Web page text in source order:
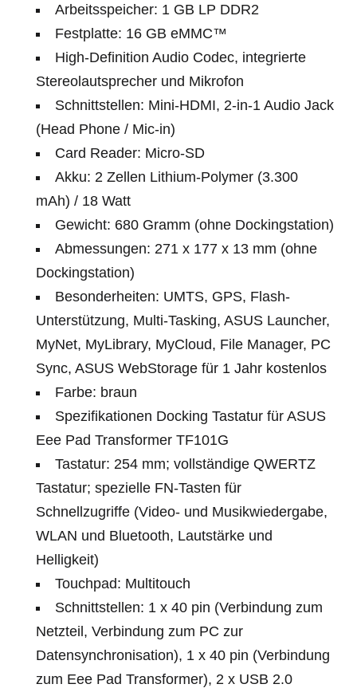
Arbeitsspeicher: 1 GB LP DDR2
Festplatte: 16 GB eMMC™
High-Definition Audio Codec, integrierte
Stereolautsprecher und Mikrofon
Schnittstellen: Mini-HDMI, 2-in-1 Audio Jack
(Head Phone / Mic-in)
Card Reader: Micro-SD
Akku: 2 Zellen Lithium-Polymer (3.300
mAh) / 18 Watt
Gewicht: 680 Gramm (ohne Dockingstation)
Abmessungen: 271 x 177 x 13 mm (ohne
Dockingstation)
Besonderheiten: UMTS, GPS, Flash-
Unterstützung, Multi-Tasking, ASUS Launcher,
MyNet, MyLibrary, MyCloud, File Manager, PC
Sync, ASUS WebStorage für 1 Jahr kostenlos
Farbe: braun
Spezifikationen Docking Tastatur für ASUS
Eee Pad Transformer TF101G
Tastatur: 254 mm; vollständige QWERTZ
Tastatur; spezielle FN-Tasten für
Schnellzugriffe (Video- und Musikwiedergabe,
WLAN und Bluetooth, Lautstärke und
Helligkeit)
Touchpad: Multitouch
Schnittstellen: 1 x 40 pin (Verbindung zum
Netzteil, Verbindung zum PC zur
Datensynchronisation), 1 x 40 pin (Verbindung
zum Eee Pad Transformer), 2 x USB 2.0